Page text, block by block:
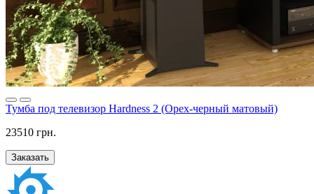
Тумба под телевизор Hardness 2 (Орех-черный матовый)
23510 грн.
Заказать